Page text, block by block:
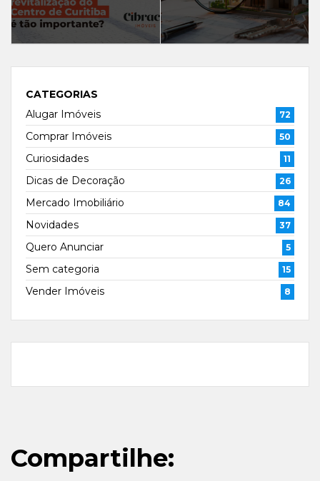
CATEGORIAS
Alugar Imóveis
72
Comprar Imóveis 50
Curiosidades 11
Dicas de Decoração 26
Mercado Imobiliário 84
Novidades 37
Quero Anunciar 5
Sem categoria 15
Vender Imóveis 8
Compartilhe: